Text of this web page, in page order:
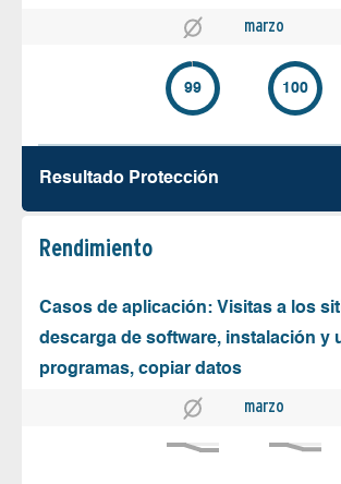
marzo
99 100
Resultado Protección
Rendimiento
Casos de aplicación: Visitas a los
descarga de software, instalación y
programas, copiar datos
marzo